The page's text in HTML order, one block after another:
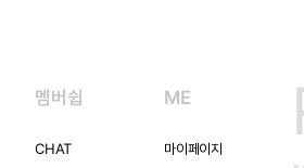
멤버쉽
CHAT
ME
마이페이지